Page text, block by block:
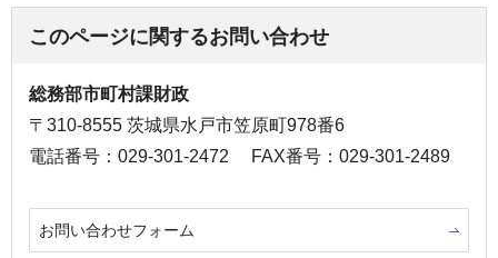
このページに関するお問い合わせ
総務部市町村課財政
〒310-8555 茨城県水戸市笠原町978番6
電話番号：029-301-2472
FAX番号：029-301-2489
お問い合わせフォーム